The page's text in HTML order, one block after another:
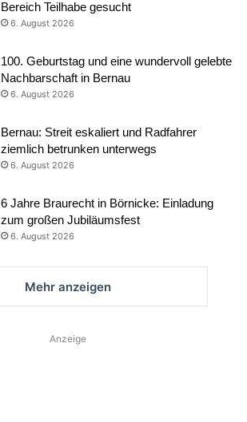
Bereich Teilhabe gesucht
6. August 2026
100. Geburtstag und eine wundervoll gelebte
Nachbarschaft in Bernau
6. August 2026
Bernau: Streit eskaliert und Radfahrer
ziemlich betrunken unterwegs
6. August 2026
6 Jahre Braurecht in Börnicke: Einladung
zum großen Jubiläumsfest
6. August 2026
Mehr anzeigen
Anzeige